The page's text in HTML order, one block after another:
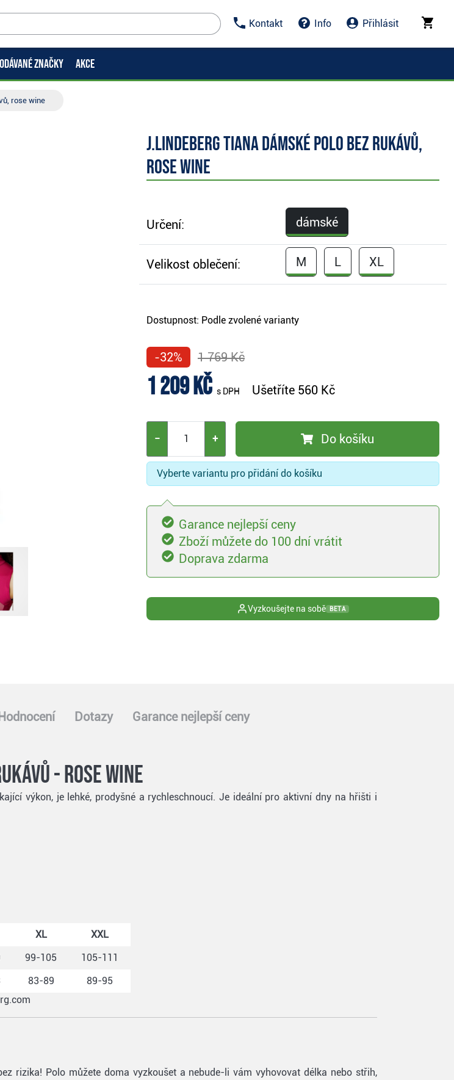
Kontakt Info Přihlásit
ZNAČKY AKCE
rose wine
J.Lindeberg Tiana dámské polo bez rukávů,
rose wine
Určení: dámské
Velikost oblečení: M L XL
Dostupnost: Podle zvolené varianty
-32% 1 769 Kč
1 209 Kč s DPH Ušetříte 560 Kč
− + Do košíku
Vyberte variantu pro přidání do košíku
Garance nejlepší ceny
Zboží můžete do 100 dní vrátit
Doprava zdarma
Vyzkoušejte na sobě BETA
Hodnocení Dotazy Garance nejlepší ceny
- rose wine
výkon, je lehké, prodyšné a rychleschnoucí. Je ideální pro aktivní dny na hřišti i
XL
XXL
99-105
105-111
83-89
89-95
rizika! Polo můžete doma vyzkoušet a nebude-li vám vyhovovat délka nebo střih,